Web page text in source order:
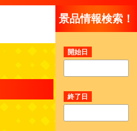
景品情報検索！
開始日
終了日